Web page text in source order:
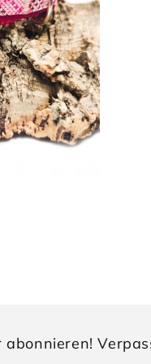
abonnieren!